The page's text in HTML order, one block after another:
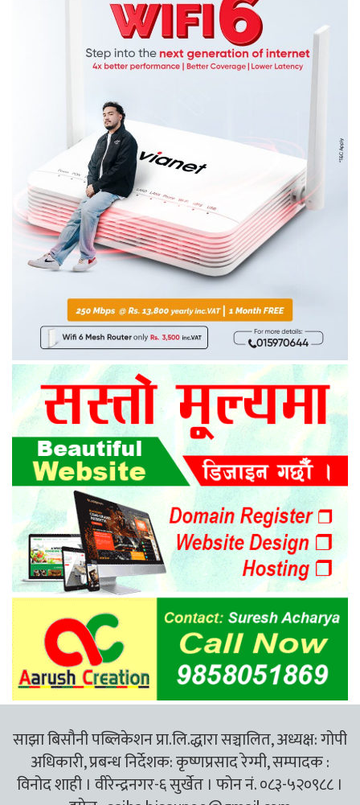
साझा बिसौनी पब्लिकेशन प्रा.लि.द्धारा सञ्चालित, अध्यक्ष: गोपी
अधिकारी, प्रबन्ध निर्देशक: कृष्णप्रसाद रेग्मी, सम्पादक :
विनोद शाही । वीरेन्द्रनगर-६ सुर्खेत । फोन नं. ०८३-५२०९८८ ।